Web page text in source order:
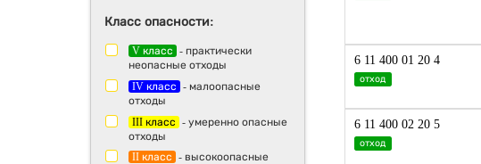
Класс опасности:
V класс - практически
неопасные отходы
IV класс - малоопасные
отходы
III класс - умеренно опасные
отходы
II класс - высокоопасные
6 11 400 01 20 4
отход
6 11 400 02 20 5
отход